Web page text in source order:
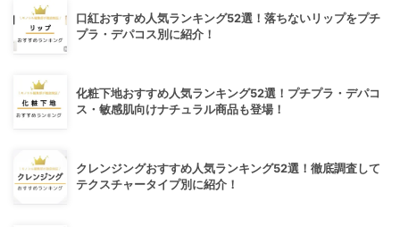
口紅おすすめ人気ランキング52選！落ちないリップをプチ
プラ・デパコス別に紹介！
化粧下地おすすめ人気ランキング52選！プチプラ・デパコ
ス・敏感肌向けナチュラル商品も登場！
クレンジングおすすめ人気ランキング52選！徹底調査して
テクスチャータイプ別に紹介！